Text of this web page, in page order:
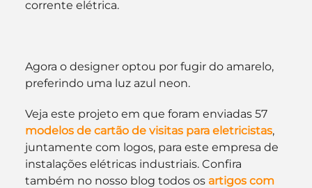
corrente elétrica.
Agora o designer optou por fugir do amarelo,
preferindo uma luz azul neon.
Veja este projeto em que foram enviadas 57
modelos de cartão de visitas para eletricistas,
juntamente com logos, para este empresa de
instalações elétricas industriais. Confira
também no nosso blog todos os artigos com